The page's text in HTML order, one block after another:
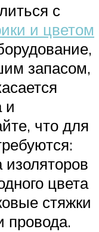
с
и цветом
запасом,
и
что для
цвета
стяжки
провода.